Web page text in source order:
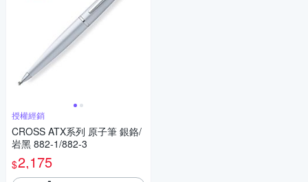
授權經銷
CROSS ATX系列 原子筆 銀鉻/
岩黑 882-1/882-3
$2,175